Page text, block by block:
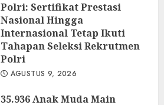
Polri: Sertifikat Prestasi
Nasional Hingga
Internasional Tetap Ikuti
Tahapan Seleksi Rekrutmen
Polri
AGUSTUS 9, 2026
35.936 Anak Muda Main